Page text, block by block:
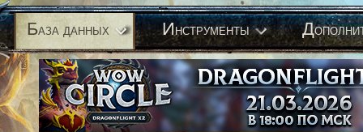
База данных Инструменты Д